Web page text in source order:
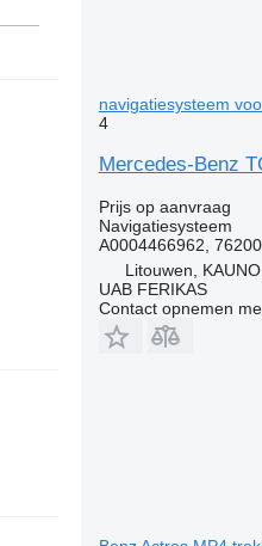
navigatiesysteem
4
Mercedes-Benz
Prijs op aanvraag
Navigatiesysteem
A0004466962,
Litouwen, KAUNO
UAB FERIKAS
Contact opnemen